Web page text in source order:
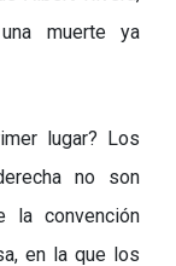
muerte ya
lugar? Los
no son
la convención
en la que los